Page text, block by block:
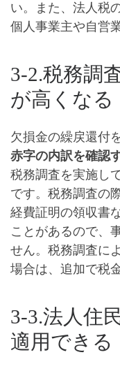
い。また、法人税
個人事業主や自営
3-2.税務調
が高くなる
欠損金の繰戻還付
赤字の内訳を確認
税務調査を実施し
です。税務調査の
経費証明の領収書
ことがあるので、
せん。 税務調査に
場合は、追加で税
3-3.法人住
適用できる